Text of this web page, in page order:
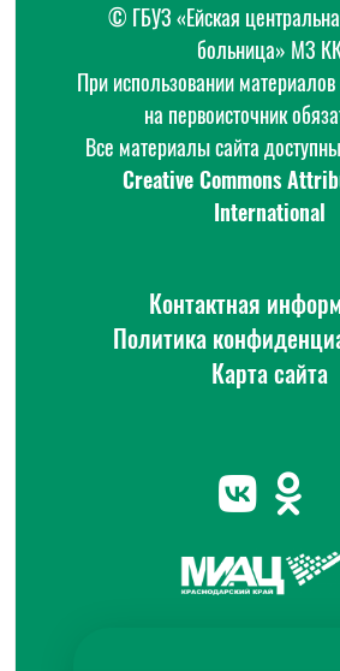
© ГБУЗ «Ейская
больница» МЗ
При использовании
на первоисточник
Все материалы сайта
Creative Commons
International
Контактная
Политика
Карта сайта